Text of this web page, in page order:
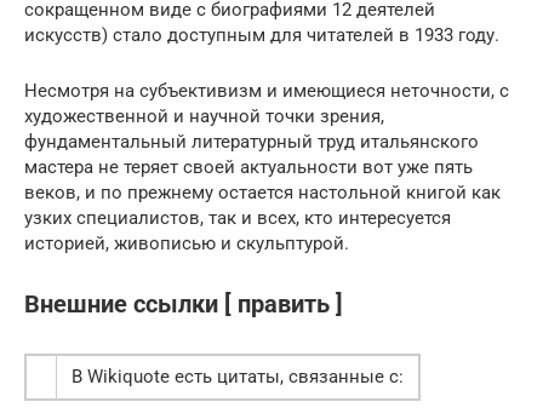
сокращенном виде с биографиями 12 деятелей
искусств) стало доступным для читателей в 1933 году.
Несмотря на субъективизм и имеющиеся неточности, с
художественной и научной точки зрения,
фундаментальный литературный труд итальянского
мастера не теряет своей актуальности вот уже пять
веков, и по прежнему остается настольной книгой как
узких специалистов, так и всех, кто интересуется
историей, живописью и скульптурой.
Внешние ссылки [ править ]
В Wikiquote есть цитаты, связанные с: